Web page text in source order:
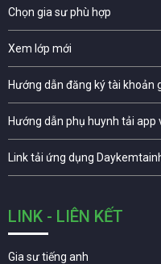
Chọn gia sư phù hợp
Xem lớp mới
Hướng dẫn đăng ký tài khoản
Hướng dẫn phụ huynh tải app
Link tải ứng dụng
LINK - LIÊN KẾT
Gia sư tiếng anh